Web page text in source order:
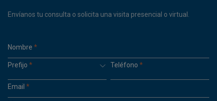
Envíanos tu consulta o solicita una visita presencial o virtual.
Nombre *
Prefijo * Teléfono *
Email *